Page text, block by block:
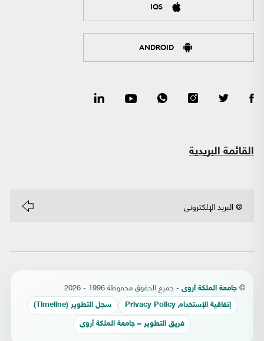
IOS
ANDROID
القائمة البريدية
© جامعة الملكة أروى - جميع الحقوق محفوظة 1996 - 2026
إتفاقية الإستخدام Privacy Policy سجل التطوير (Timeline)
فريق التطوير – جامعة الملكة أروى